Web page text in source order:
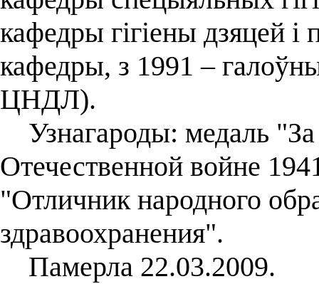
кафедры гігіены дзяцей і
кафедры, з 1991 –
ЦНДЛ).
Узнагароды: медаль
Отечественной войне
"Отличник народного
здравоохранения".
Памерла 22.03.2009.